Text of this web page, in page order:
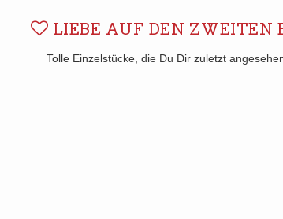
LIEBE AUF DEN ZWEITEN
Tolle Einzelstücke, die Du Dir zuletzt